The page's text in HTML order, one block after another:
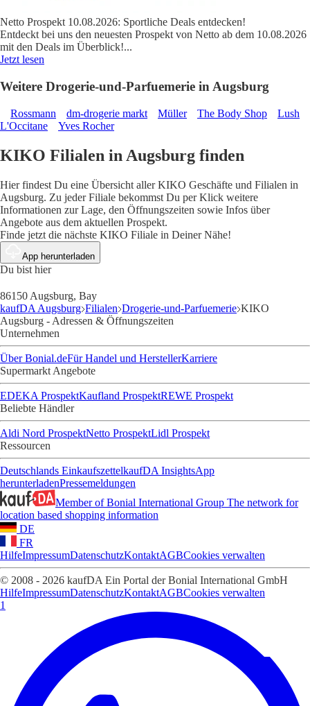
Netto Prospekt 10.08.2026: Sportliche Deals entdecken!
Entdeckt bei uns den neuesten Prospekt von Netto ab dem 10.08.2026
mit den Deals im Überblick!...
Jetzt lesen
Weitere Drogerie-und-Parfuemerie in Augsburg
Rossmann dm-drogerie markt Müller The Body Shop
Lush
L'Occitane
Yves Rocher
KIKO Filialen in Augsburg finden
Hier findest Du eine Übersicht aller KIKO Geschäfte und Filialen in
Augsburg. Zu jeder Filiale bekommst Du per Klick weitere
Informationen zur Lage, den Öffnungszeiten sowie Infos über
Angebote aus dem aktuellen Prospekt.
Finde jetzt die nächste KIKO Filiale in Deiner Nähe!
App herunterladen
Du bist hier
86150 Augsburg, Bay
kaufDA Augsburg Filialen Drogerie-und-Parfuemerie KIKO
Augsburg - Adressen & Öffnungszeiten
Unternehmen
Über Bonial.deFür Handel und HerstellerKarriere
Supermarkt Angebote
EDEKA ProspektKaufland ProspektREWE Prospekt
Beliebte Händler
Aldi Nord ProspektNetto ProspektLidl Prospekt
Ressourcen
Deutschlands EinkaufszettelkaufDA InsightsApp
herunterladenPressemeldungen
Member of Bonial International Group The network for
location based shopping information
DE
FR
HilfeImpressumDatenschutzKontaktAGBCookies verwalten
© 2008 - 2026 kaufDA Ein Portal der Bonial International GmbH
HilfeImpressumDatenschutzKontaktAGBCookies verwalten
1